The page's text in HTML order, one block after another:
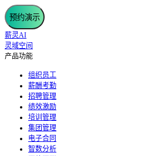
预约演示
薪灵AI
灵域空间
产品功能
组织员工
薪酬考勤
招聘管理
绩效激励
培训管理
集团管理
电子合同
智数分析